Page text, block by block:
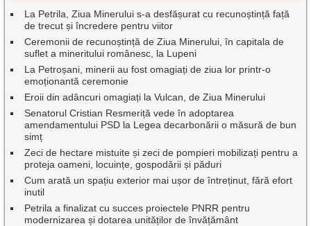
La Petrila, Ziua Minerului s-a desfășurat cu recunoștință față
de trecut și încredere pentru viitor
Ceremonii de recunoștință de Ziua Minerului, în capitala de
suflet a mineritului românesc, la Lupeni
La Petroșani, minerii au fost omagiați de ziua lor printr-o
emoționantă ceremonie
Eroii din adâncuri omagiați la Vulcan, de Ziua Minerului
Senatorul Cristian Resmeriță vede în adoptarea
amendamentului PSD la Legea decarbonării o măsură de bun
simț
Zeci de hectare mistuite și zeci de pompieri mobilizați pentru a
proteja oameni, locuințe, gospodării și păduri
Cum arată un spațiu exterior mai ușor de întreținut, fără efort
inutil
Petrila a finalizat cu succes proiectele PNRR pentru
modernizarea și dotarea unităților de învățământ